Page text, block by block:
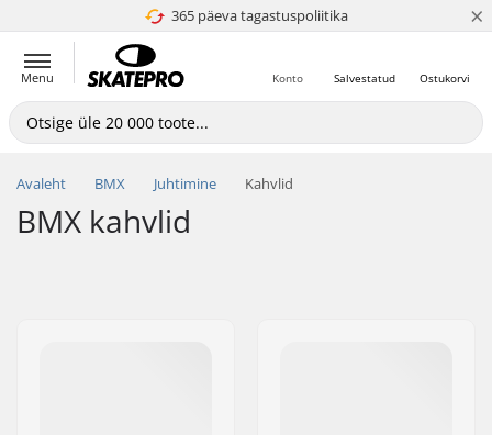
365 päeva tagastuspoliitika
4.8 paljaks 5 ×
Menu Ostukorvi
Salvestatud
Konto
Avaleht BMX Juhtimine Kahvlid
BMX kahvlid